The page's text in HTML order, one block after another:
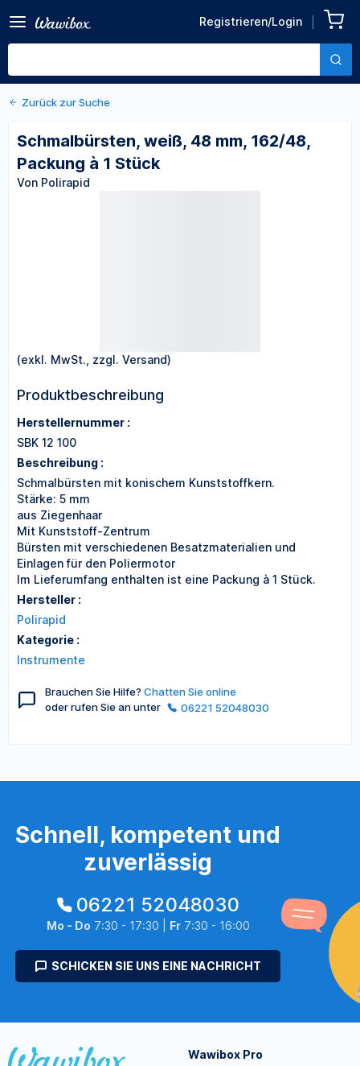
Registrieren/Login
mm, 162/48, Packung à 1
Stück
Von Polirapid
Zurück zu den Produktdetails
Zurück zur Suche
Schmalbürsten, weiß, 48 mm, 162/48,
Packung à 1 Stück
Von Polirapid
(exkl. MwSt., zzgl. Versand)
Produktbeschreibung
Herstellernummer :
SBK 12 100
Beschreibung :
Schmalbürsten mit konischem Kunststoffkern.
Stärke: 5 mm
aus Ziegenhaar
Mit Kunststoff-Zentrum
Bürsten mit verschiedenen Besatzmaterialien und
Einlagen für den Poliermotor
Im Lieferumfang enthalten ist eine Packung à 1 Stück.
Hersteller :
Polirapid
Kategorie :
Instrumente
Brauchen Sie Hilfe? Chatten Sie online
oder rufen Sie an unter
06221 52048030
Schnell, kompetent und
zuverlässig
06221 52048030
Mo - Do 7:30 - 17:30 | Fr7:30 - 16:00
SCHICKEN SIE UNS EINE NACHRICHT
Wawibox Pro